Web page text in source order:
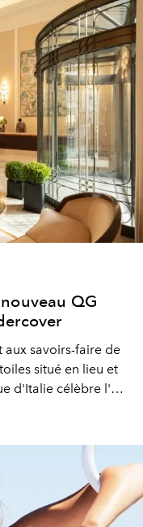
QG
savoirs-faire de
situé en lieu et
d'Italie célèbre l'art
intemporelle.